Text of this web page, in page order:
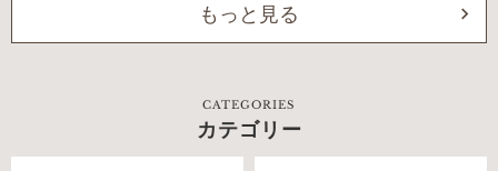
もっと見る
CATEGORIES
カテゴリー